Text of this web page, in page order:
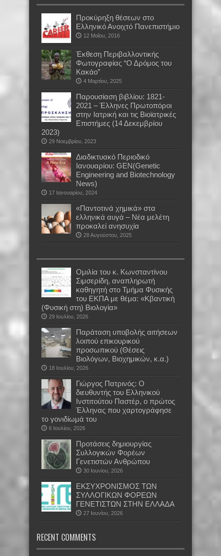
Προκύρηξη θέσεων στο
Ελληνικό Ανοιχτό Πανεπιστήμιο
12 Μαΐου, 2016
Έκθεση Περιβαλλοντικής
Φωτογραφίας “Ο Δρόμος του
Κακάο”
4 Μαρτίου, 2025
Παρουσίαση βιβλίου: 1821-
2021 – Έλληνες Πρωτοπόροι
στην Ιατρική και τις Βιοϊατρικές
Επιστήμες (14 Δεκεμβρίου
2023)
29 Νοεμβρίου, 2023
Διαδικτυακό Περιοδικό
Ιανουαρίου: GEN(Genetic
Engineering and Biotechnology
News)
17 Ιανουαρίου, 2024
«Παντοτινά χημικά» στα
ελληνικά αυγά – Νέα μελέτη
προκαλεί ανησυχία
28 Αυγούστου, 2025
Oμιλία του κ. Κωνσταντίνου
Σιμσερίδη, αναπληρωτή
καθηγητή στο Τμήμα Φυσικής
του ΕΚΠΑ με θέμα: «Κβαντική
(Φυσική στη) Βιολογία»
29 Ιουλίου, 2026
Παράταση υποβολής αιτήσεων
λοιπού επικουρικού
προσωπικού (Θέσεις
Βιολόγων, Βιοχημικών, κ.α.)
18 Ιουλίου, 2026
Γιώργος Πατρινός: Ο
διευθυντής του Ελληνικού
Ινστιτούτου Παστέρ, ο πρώτος
Έλληνας που χαρτογράφησε
το γονιδίωμά του
6 Ιουλίου, 2026
Προτάσεις δημιουργίας
Συλλογικών Φορέων
Γενετιστών Ανθρώπου
30 Ιουνίου, 2026
EKΣΥΧΡΟΝΙΣΜΟΣ ΤΩΝ
ΣΥΛΛΟΓΙΚΩΝ ΦΟΡΕΩΝ
ΓΕΝΕΤΙΣΤΩΝ ΣΤΗΝ ΕΛΛΑΔΑ
27 Ιουνίου, 2026
RECENT COMMENTS